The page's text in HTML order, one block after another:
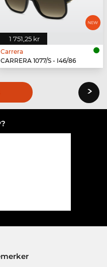
1 751,25 kr
Carrera
CARRERA 1077/S - I46/86
›